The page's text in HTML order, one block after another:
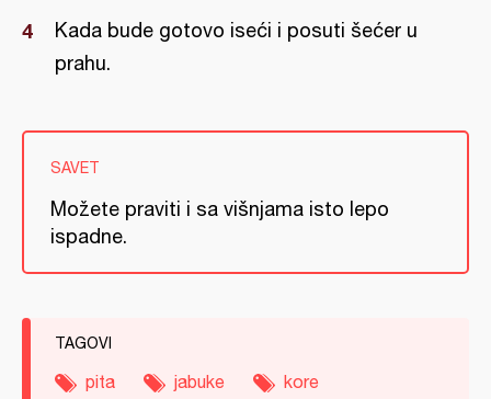
Kada bude gotovo iseći i posuti šećer u
prahu.
SAVET
Možete praviti i sa višnjama isto lepo
ispadne.
TAGOVI
pita jabuke kore